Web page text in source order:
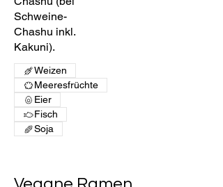
Schweine-
Chashu inkl.
Kakuni).
Weizen
Meeresfrüchte
Eier
Fisch
Soja